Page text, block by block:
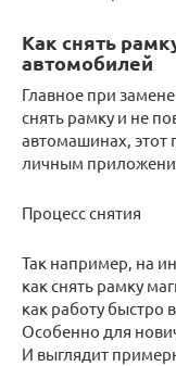
Как снять
автомобилей
Главное при
снять рамку и не
автомашинах, этот
личным
Процесс снятия
Так например, на
как снять рамку
как работу
Особенно для
И выглядит